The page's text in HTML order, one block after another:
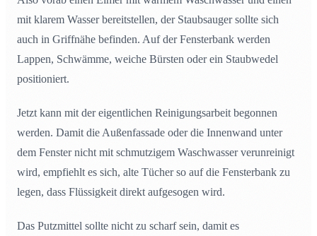
mit klarem Wasser bereitstellen, der Staubsauger sollte sich
auch in Griffnähe befinden. Auf der Fensterbank werden
Lappen, Schwämme, weiche Bürsten oder ein Staubwedel
positioniert.
Jetzt kann mit der eigentlichen Reinigungsarbeit begonnen
werden. Damit die Außenfassade oder die Innenwand unter
dem Fenster nicht mit schmutzigem Waschwasser verunreinigt
wird, empfiehlt es sich, alte Tücher so auf die Fensterbank zu
legen, dass Flüssigkeit direkt aufgesogen wird.
Das Putzmittel sollte nicht zu scharf sein, damit es